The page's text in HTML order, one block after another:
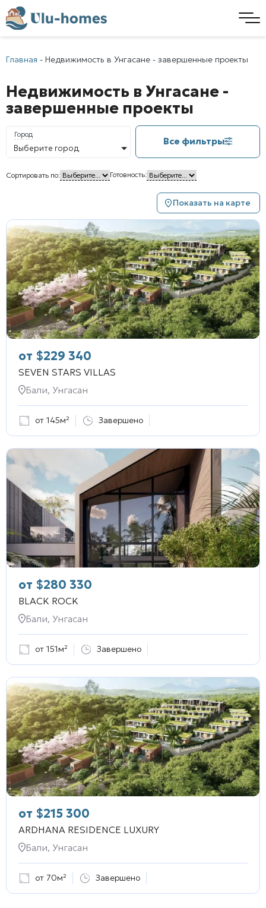
Главная - Недвижимость в Унгасане - завершенные проекты
Недвижимость в Унгасане -
завершенные проекты
Город
Выберите город
Все фильтры
Сортировать по: Готовность:
Показать на карте
от $229 340
SEVEN STARS VILLAS
Бали, Унгасан
от 145м² Завершено
от $280 330
BLACK ROCK
Бали, Унгасан
от 151м² Завершено
от $215 300
ARDHANA RESIDENCE LUXURY
Бали, Унгасан
от 70м² Завершено